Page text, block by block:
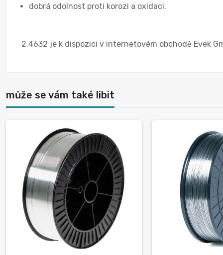
dobrá odolnost proti korozi a oxidaci.
2.4632 je k dispozici v internetovém obchodě Evek
může se vám také libit